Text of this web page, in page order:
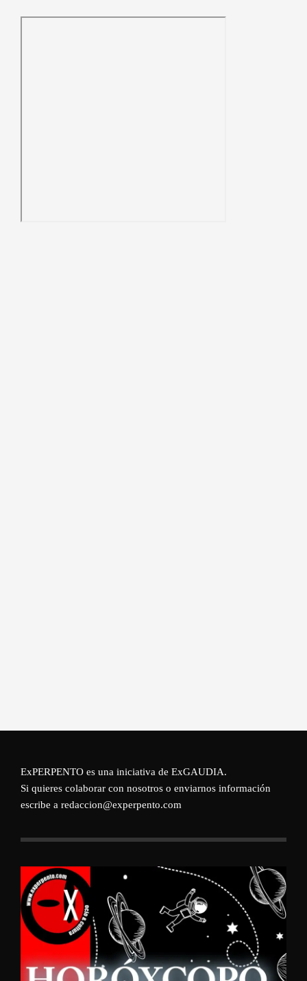
ExPERPENTO es una iniciativa de ExGAUDIA.
Si quieres colaborar con nosotros o enviarnos información
escribe a redaccion@experpento.com